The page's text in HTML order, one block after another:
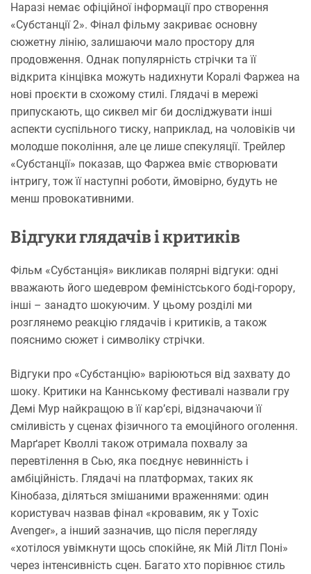
Наразі немає офіційної інформації про створення
«Субстанції 2». Фінал фільму закриває основну
сюжетну лінію, залишаючи мало простору для
продовження. Однак популярність стрічки та її
відкрита кінцівка можуть надихнути Коралі Фаржеа на
нові проєкти в схожому стилі. Глядачі в мережі
припускають, що сиквел міг би досліджувати інші
аспекти суспільного тиску, наприклад, на чоловіків чи
молодше покоління, але це лише спекуляції. Трейлер
«Субстанції» показав, що Фаржеа вміє створювати
інтригу, тож її наступні роботи, ймовірно, будуть не
менш провокативними.
Відгуки глядачів і критиків
Фільм «Субстанція» викликав полярні відгуки: одні
вважають його шедевром феміністського боді-горору,
інші – занадто шокуючим. У цьому розділі ми
розглянемо реакцію глядачів і критиків, а також
пояснимо сюжет і символіку стрічки.
Відгуки про «Субстанцію» варіюються від захвату до
шоку. Критики на Каннському фестивалі назвали гру
Демі Мур найкращою в її кар’єрі, відзначаючи її
сміливість у сценах фізичного та емоційного оголення.
Марґарет Кволлі також отримала похвалу за
перевтілення в Сью, яка поєднує невинність і
амбіційність. Глядачі на платформах, таких як
Кінобаза, діляться змішаними враженнями: один
користувач назвав фінал «кровавим, як у Toxic
Avenger», а інший зазначив, що після перегляду
«хотілося увімкнути щось спокійне, як Мій Літл Поні»
через інтенсивність сцен. Багато хто порівнює стиль